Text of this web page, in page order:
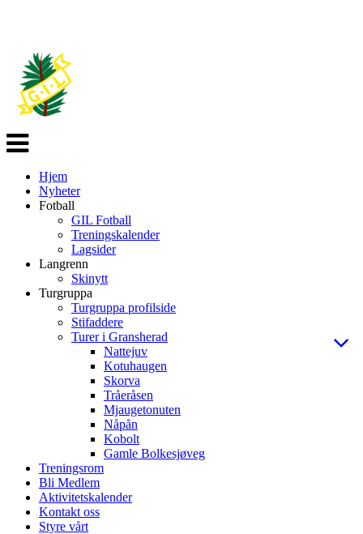
Veksle
navigasjon
Hjem
Nyheter
Fotball
GIL Fotball
Treningskalender
Lagsider
Langrenn
Skinytt
Turgruppa
Turgruppa profilside
Stifaddere
Turer i Gransherad
Nattejuv
Kotuhaugen
Skorva
Tråeråsen
Mjaugetonuten
Nåpån
Kobolt
Gamle Bolkesjøveg
Treningsrom
Bli Medlem
Aktivitetskalender
Kontakt oss
Styre vårt